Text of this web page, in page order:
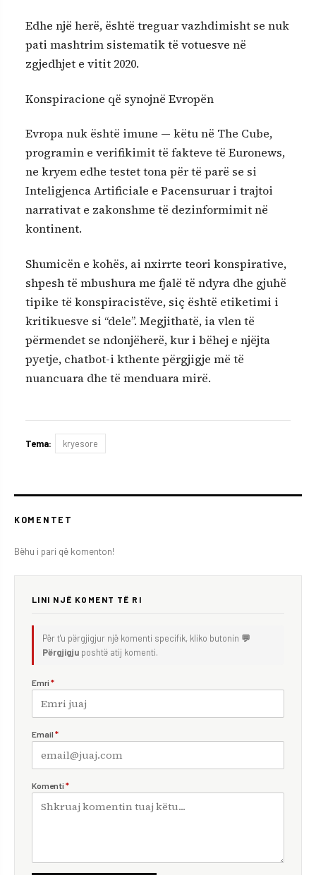
Edhe një herë, është treguar vazhdimisht se nuk
pati mashtrim sistematik të votuesve në
zgjedhjet e vitit 2020.
Konspiracione që synojnë Evropën
Evropa nuk është imune — këtu në The Cube,
programin e verifikimit të fakteve të Euronews,
ne kryem edhe testet tona për të parë se si
Inteligjenca Artificiale e Pacensuruar i trajtoi
narrativat e zakonshme të dezinformimit në
kontinent.
Shumicën e kohës, ai nxirrte teori konspirative,
shpesh të mbushura me fjalë të ndyra dhe gjuhë
tipike të konspiracistëve, siç është etiketimi i
kritikuesve si “dele”. Megjithatë, ia vlen të
përmendet se ndonjëherë, kur i bëhej e njëjta
pyetje, chatbot-i kthente përgjigje më të
nuancuara dhe të menduara mirë.
Tema: kryesore
KOMENTET
Bëhu i pari që komenton!
LINI NJË KOMENT TË RI
Për t'u përgjigjur një komenti specifik, kliko butonin 💬
Përgjigju poshtë atij komenti.
Emri *
Email *
Komenti *